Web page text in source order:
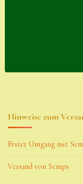
Hinweise zum
Erster Umgang mit
Versand von Semps